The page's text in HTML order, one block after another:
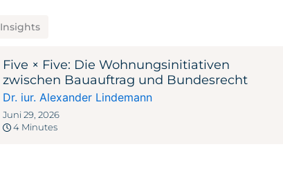
Insights
Five × Five: Die Wohnungsinitiativen
zwischen Bauauftrag und Bundesrecht
Dr. iur. Alexander Lindemann
Juni 29, 2026
4 Minutes